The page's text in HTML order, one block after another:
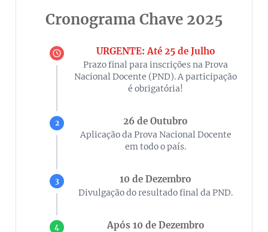
Cronograma Chave 2025
URGENTE: Até 25 de Julho
Prazo final para inscrições na Prova
Nacional Docente (PND). A participação
é obrigatória!
2 26 de Outubro
Aplicação da Prova Nacional Docente
em todo o país.
3 10 de Dezembro
Divulgação do resultado final da PND.
4 Após 10 de Dezembro